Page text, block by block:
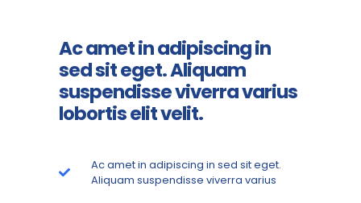
Ac amet in adipiscing in
sed sit eget. Aliquam
suspendisse viverra varius
lobortis elit velit.
Ac amet in adipiscing in sed sit eget.
Aliquam suspendisse viverra varius